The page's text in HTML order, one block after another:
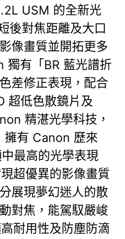
USM 的全新光
後對焦距離及大口
像畫質並開拓更多
獨有「BR 藍光譜折
差修正表現，配合
超低色散鏡片及
精湛光學科技，
擁有 Canon 歷來
最高的光學表現
超優異的影像畫質
展現夢幻迷人的散
對焦，能駕馭嚴峻
耐用性及防塵防滴